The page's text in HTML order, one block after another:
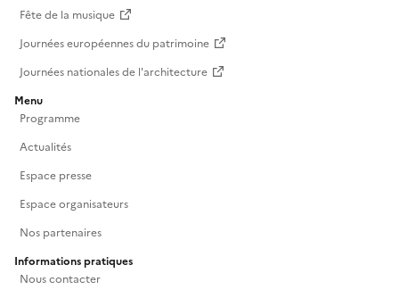
Fête de la musique
Journées européennes du patrimoine
Journées nationales de l'architecture
Menu
Programme
Actualités
Espace presse
Espace organisateurs
Nos partenaires
Informations pratiques
Nous contacter